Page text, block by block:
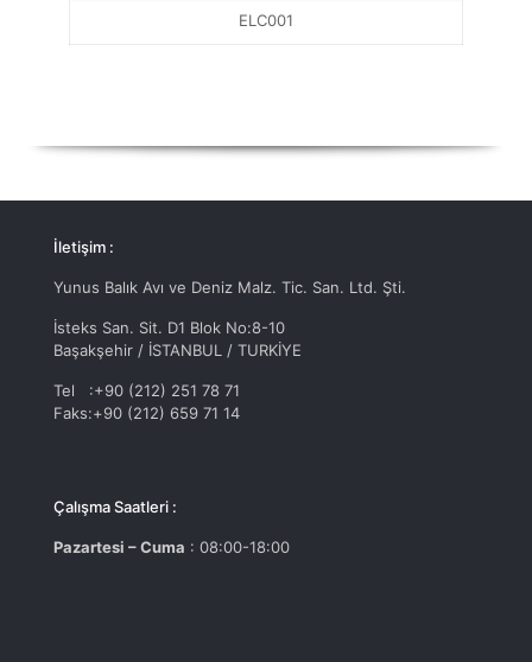
ELC001
İletişim :
Yunus Balık Avı ve Deniz Malz. Tic. San. Ltd. Şti.
İsteks San. Sit. D1 Blok No:8-10
Başakşehir / İSTANBUL / TURKİYE
Tel :+90 (212) 251 78 71
Faks:+90 (212) 659 71 14
Çalışma Saatleri :
Pazartesi – Cuma : 08:00-18:00